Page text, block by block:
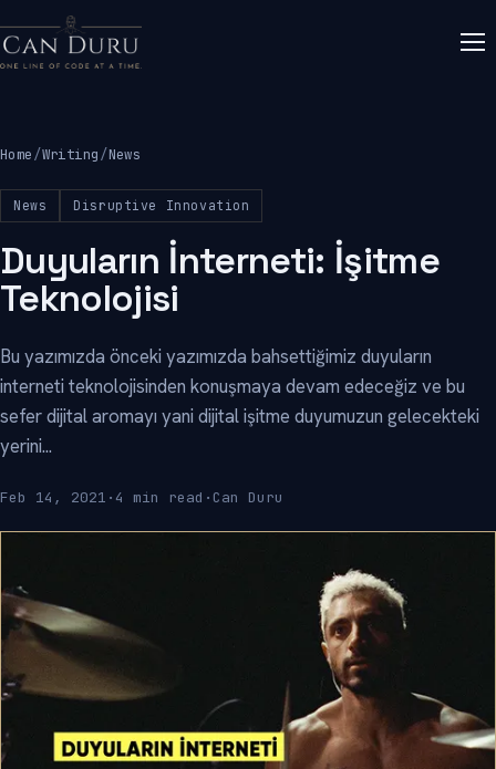
Home/Writing/News
News Disruptive Innovation
Duyuların İnterneti: İşitme
Teknolojisi
Bu yazımızda önceki yazımızda bahsettiğimiz duyuların
interneti teknolojisinden konuşmaya devam edeceğiz ve bu
sefer dijital aromayı yani dijital işitme duyumuzun gelecekteki
yerini...
Feb 14, 2021 · 4 min read · Can Duru